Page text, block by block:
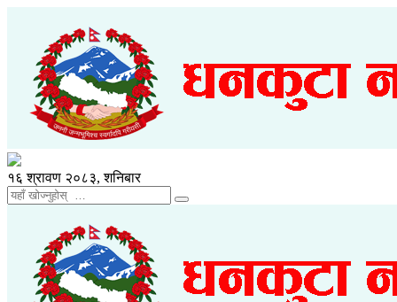
१६ श्रावण २०८३, शनिबार